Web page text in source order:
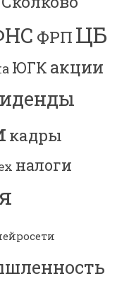
ФРП ЦБ
ЮГК акции
кадры
налоги